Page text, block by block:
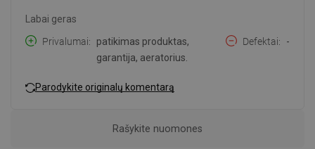
Labai geras
Privalumai
patikimas produktas,
garantija, aeratorius.
Defektai -
Parodykite originalų komentarą
Rašykite nuomones